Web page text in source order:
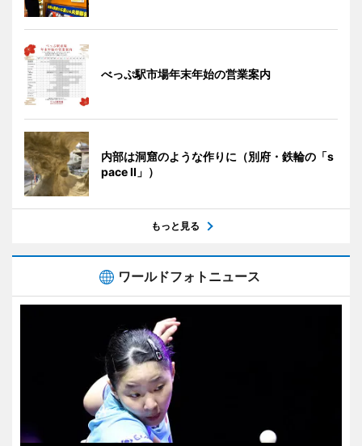
べっぷ駅市場年末年始の営業案内
内部は洞窟のような作りに（別府・鉄輪の「s
pace II」）
もっと見る
ワールドフォトニュース